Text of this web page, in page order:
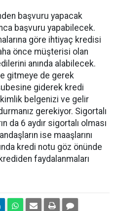
başvuru yapacak
başvuru yapabilecek.
göre ihtiyaç kredisi
önce müşterisi olan
anında alabilecek.
gitmeye de gerek
giderek kredi
belgenizi ve gelir
gerekiyor. Sigortalı
da 6 aydır sigortalı olması
ise maaşlarını
kredi notu göz önünde
faydalanmaları